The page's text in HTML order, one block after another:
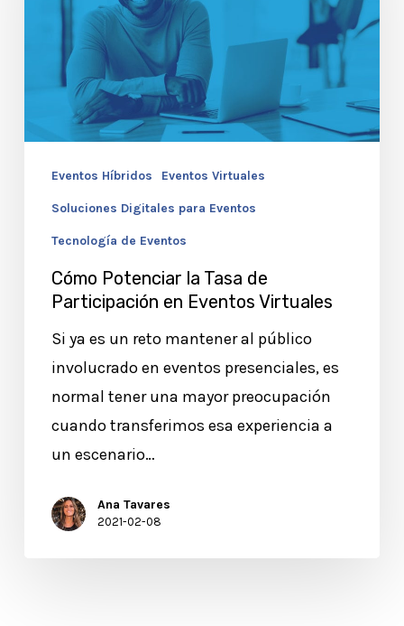
Participación
Eventos
Eventos Híbridos Eventos Virtuales
Soluciones Digitales para Eventos
Tecnología de Eventos
Cómo Potenciar la Tasa de
Participación en Eventos Virtuales
Si ya es un reto mantener al público
involucrado en eventos presenciales, es
normal tener una mayor preocupación
cuando transferimos esa experiencia a
un escenario…
Ana Tavares
2021-02-08